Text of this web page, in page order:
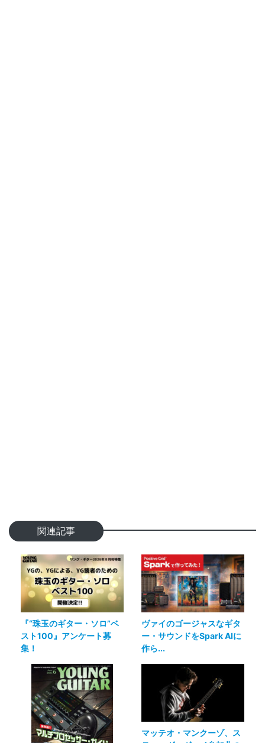
関連記事
『“珠玉のギター・ソロ”ベ
スト100』アンケート募
集！
ヴァイのゴージャスなギタ
ー・サウンドをSpark AIに
作ら...
マッテオ・マンクーゾ、ス